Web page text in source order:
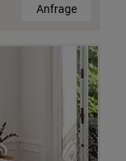
Anfrage